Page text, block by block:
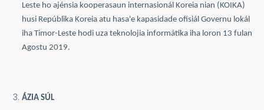
Leste ho ajénsia kooperasaun internasionál Koreia nian (KOIKA)
husi Repúblika Koreia atu hasa'e kapasidade ofisiál Governu lokál
iha Timor-Leste hodi uza teknolojia informátika iha loron 13 fulan
Agostu 2019.
ÁZIA SÚL